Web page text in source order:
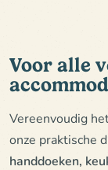
Voor alle
Vereenvoudig
onze praktische
handdoeken,